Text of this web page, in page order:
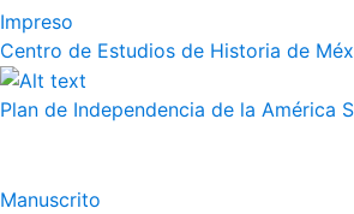
Impreso
Centro de Estudios de Historia de
Plan de Independencia de la América
Manuscrito